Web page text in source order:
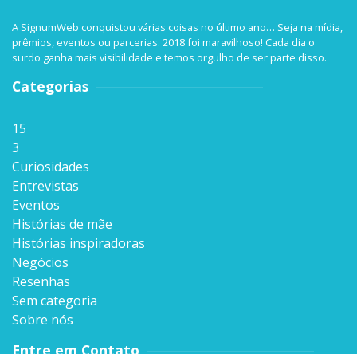
A SignumWeb conquistou várias coisas no último ano… Seja na mídia,
prêmios, eventos ou parcerias. 2018 foi maravilhoso! Cada dia o
surdo ganha mais visibilidade e temos orgulho de ser parte disso.
Categorias
15
3
Curiosidades
Entrevistas
Eventos
Histórias de mãe
Histórias inspiradoras
Negócios
Resenhas
Sem categoria
Sobre nós
Entre em Contato